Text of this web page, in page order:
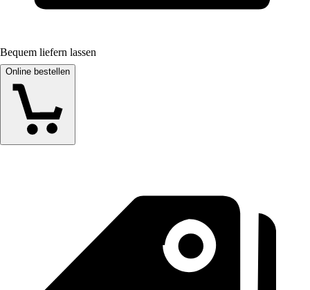
Bequem liefern lassen
Online bestellen